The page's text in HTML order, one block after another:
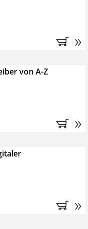
Profipaket im
der derzeitig
tun, das
entstehen keine
»
von A-Z
»
»